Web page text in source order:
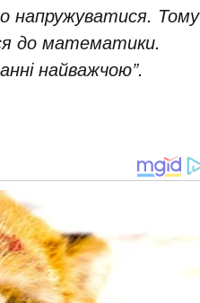
напружуватися. Тому
до математики.
найважчою”.